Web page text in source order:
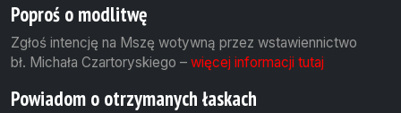
Poproś o modlitwę
Zgłoś intencję na Mszę wotywną przez wstawiennictwo
bł. Michała Czartoryskiego – więcej informacji tutaj
Powiadom o otrzymanych łaskach